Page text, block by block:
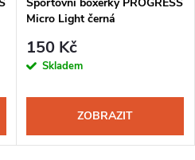
Micro Light černá
150 Kč
Skladem
ZOBRAZIT